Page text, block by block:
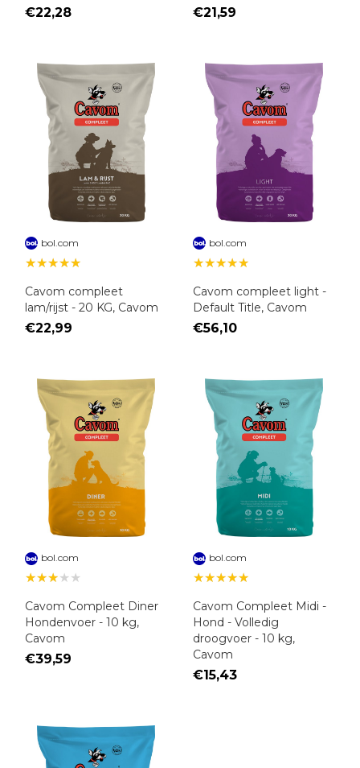
€22,28 €21,59
bol.com
★★★★★
Cavom compleet
lam/rijst - 20 KG, Cavom
€22,99
bol.com
★★★★★
Cavom compleet light -
Default Title, Cavom
€56,10
bol.com
★★★★★
Cavom Compleet Diner
Hondenvoer - 10 kg,
Cavom
€39,59
bol.com
★★★★★
Cavom Compleet Midi -
Hond - Volledig
droogvoer - 10 kg,
Cavom
€15,43